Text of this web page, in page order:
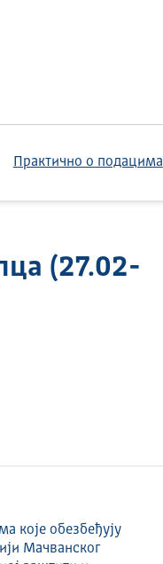
Практично о подацима
(27.02-
које обезбеђују
Мачванског